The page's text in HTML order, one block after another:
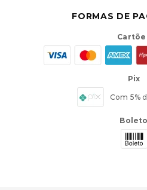
FORMAS DE
Pix
Com 5%
Boleto